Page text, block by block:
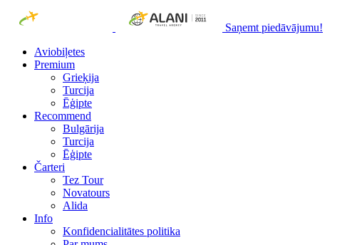
Saņemt piedāvājumu!
Aviobiļetes
Premium
Grieķija
Turcija
Ēģipte
Recommend
Bulgārija
Turcija
Ēģipte
Čarteri
Tez Tour
Novatours
Alida
Info
Konfidencialitātes politika